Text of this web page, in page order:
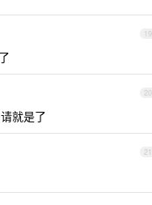
19
20
就是了
21